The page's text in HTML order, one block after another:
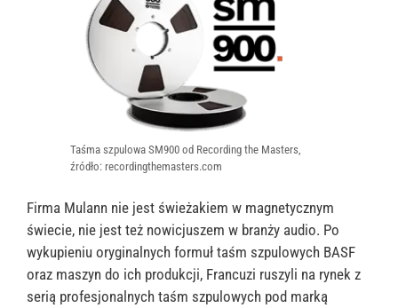
Taśma szpulowa SM900 od Recording the Masters,
źródło: recordingthemasters.com
Firma Mulann nie jest świeżakiem w magnetycznym
świecie, nie jest też nowicjuszem w branży audio. Po
wykupieniu oryginalnych formuł taśm szpulowych BASF
oraz maszyn do ich produkcji, Francuzi ruszyli na rynek z
serią profesjonalnych taśm szpulowych pod marką